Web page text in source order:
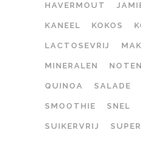
HAVERMOUT
KANEEL KOKOS
LACTOSEVRIJ
MINERALEN NOTEN
QUINOA SALADE
SMOOTHIE SNEL
SUIKERVRIJ